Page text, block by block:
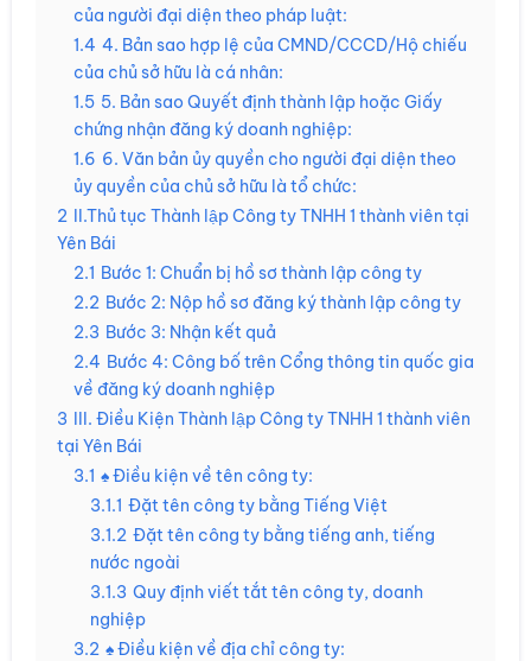
của người đại diện theo pháp luật:
1.4 4. Bản sao hợp lệ của CMND/CCCD/Hộ chiếu
của chủ sở hữu là cá nhân:
1.5 5. Bản sao Quyết định thành lập hoặc Giấy
chứng nhận đăng ký doanh nghiệp:
1.6 6. Văn bản ủy quyền cho người đại diện theo
ủy quyền của chủ sở hữu là tổ chức:
2 II.Thủ tục Thành lập Công ty TNHH 1 thành viên tại
Yên Bái
2.1 Bước 1: Chuẩn bị hồ sơ thành lập công ty
2.2 Bước 2: Nộp hồ sơ đăng ký thành lập công ty
2.3 Bước 3: Nhận kết quả
2.4 Bước 4: Công bố trên Cổng thông tin quốc gia
về đăng ký doanh nghiệp
3 III. Điều Kiện Thành lập Công ty TNHH 1 thành viên
tại Yên Bái
3.1 ♠ Điều kiện về tên công ty:
3.1.1 Đặt tên công ty bằng Tiếng Việt
3.1.2 Đặt tên công ty bằng tiếng anh, tiếng
nước ngoài
3.1.3 Quy định viết tắt tên công ty, doanh
nghiệp
3.2 ♠ Điều kiện về địa chỉ công ty: